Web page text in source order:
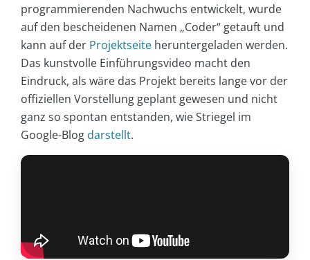
programmierenden Nachwuchs entwickelt, wurde
auf den bescheidenen Namen „Coder“ getauft und
kann auf der Projektseite heruntergeladen werden.
Das kunstvolle Einführungsvideo macht den
Eindruck, als wäre das Projekt bereits lange vor der
offiziellen Vorstellung geplant gewesen und nicht
ganz so spontan entstanden, wie Striegel im
Google-Blog darstellt.